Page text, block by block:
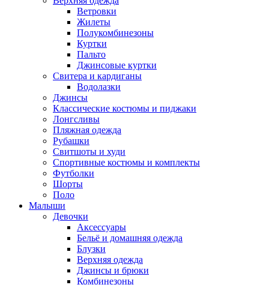
Ветровки
Жилеты
Полукомбинезоны
Куртки
Пальто
Джинсовые куртки
Свитера и кардиганы
Водолазки
Джинсы
Классические костюмы и пиджаки
Лонгсливы
Пляжная одежда
Рубашки
Свитшоты и худи
Спортивные костюмы и комплекты
Футболки
Шорты
Поло
Малыши
Девочки
Аксессуары
Бельё и домашняя одежда
Блузки
Верхняя одежда
Джинсы и брюки
Комбинезоны